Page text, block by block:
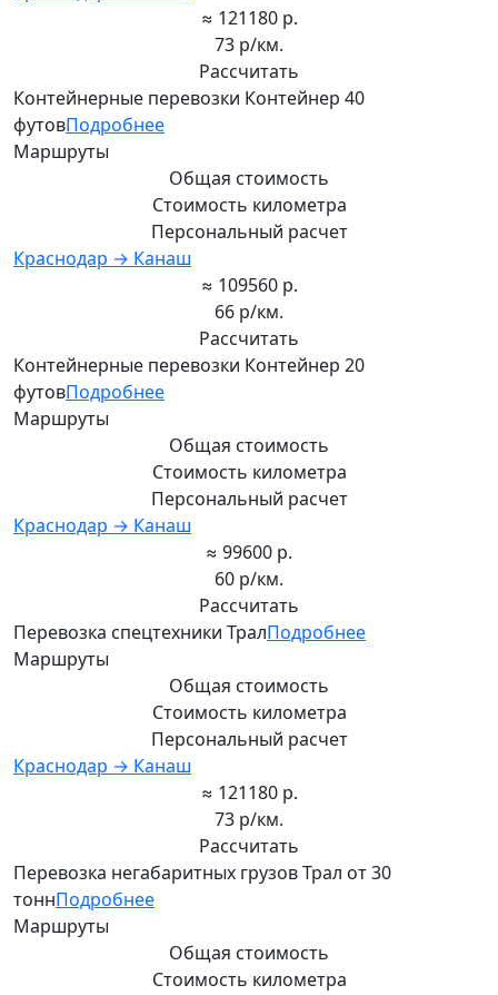
≈ 121180 р.
73 р/км.
Рассчитать
Контейнерные перевозки Контейнер 40
футовПодробнее
Маршруты
Общая стоимость
Стоимость километра
Персональный расчет
Краснодар → Канаш
≈ 109560 р.
66 р/км.
Рассчитать
Контейнерные перевозки Контейнер 20
футовПодробнее
Маршруты
Общая стоимость
Стоимость километра
Персональный расчет
Краснодар → Канаш
≈ 99600 р.
60 р/км.
Рассчитать
Перевозка спецтехники ТралПодробнее
Маршруты
Общая стоимость
Стоимость километра
Персональный расчет
Краснодар → Канаш
≈ 121180 р.
73 р/км.
Рассчитать
Перевозка негабаритных грузов Трал от 30
тоннПодробнее
Маршруты
Общая стоимость
Стоимость километра